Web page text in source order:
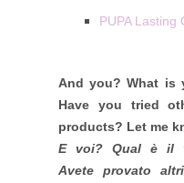
PUPA Lasting
And you? What is
Have you tried
products? Let me
E voi? Qual è il
Avete provato